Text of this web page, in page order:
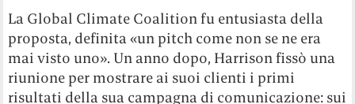
La Global Climate Coalition fu entusiasta della
proposta, definita «un pitch come non se ne era
mai visto uno». Un anno dopo, Harrison fissò una
riunione per mostrare ai suoi clienti i primi
risultati della sua campagna di comunicazione: sui